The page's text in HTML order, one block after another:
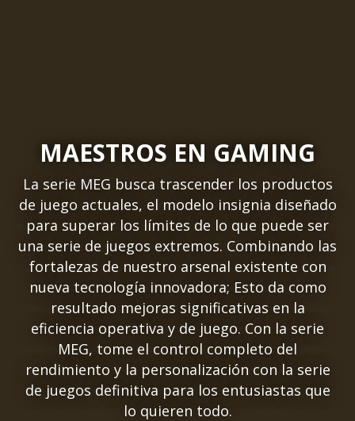
MAESTROS EN GAMING
La serie MEG busca trascender los productos
de juego actuales, el modelo insignia diseñado
para superar los límites de lo que puede ser
una serie de juegos extremos. Combinando las
fortalezas de nuestro arsenal existente con
nueva tecnología innovadora; Esto da como
resultado mejoras significativas en la
eficiencia operativa y de juego. Con la serie
MEG, tome el control completo del
rendimiento y la personalización con la serie
de juegos definitiva para los entusiastas que
lo quieren todo.